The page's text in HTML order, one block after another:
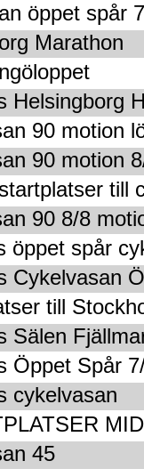
öppet spår
Marathon
Helsingborg
90 motion
90 motion
till
90 8/8
öppet spår
Cykelvasan
till
Sälen
Öppet Spår
cykelvasan
45